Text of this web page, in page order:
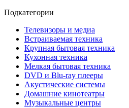
Подкатегории
Телевизоры и медиа
Встраиваемая техника
Крупная бытовая техника
Кухонная техника
Мелкая бытовая техника
DVD и Blu-ray плееры
Акустические системы
Домашние кинотеатры
Музыкальные центры